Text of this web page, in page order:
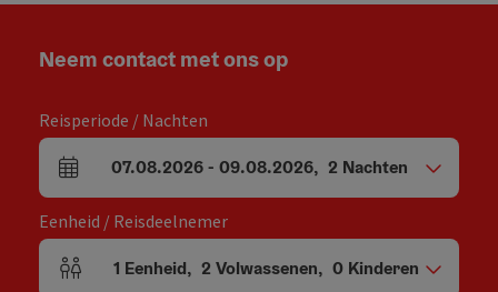
Neem contact met ons op
Reisperiode / Nachten
Velden voor aankomst en vertrek
07.08.2026- 09.08.2026, 2 Nachten
Eenheid / Reisdeelnemer
Aantal eenheden en persoonsvelden
1 Eenheid, 2 Volwassenen, 0 Kinderen